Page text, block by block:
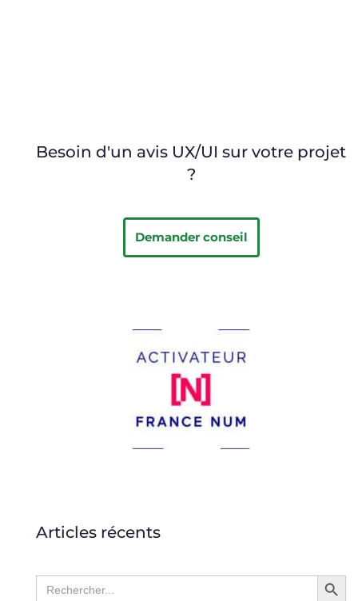
Besoin d'un avis UX/UI sur votre projet
?
Demander conseil
Articles récents
Search
for:
Search Button